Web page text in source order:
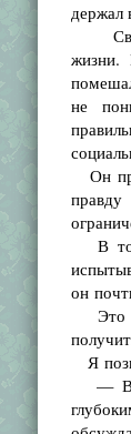
держал
жизни.
не
Он
В то
он
Это
Я
— Вы